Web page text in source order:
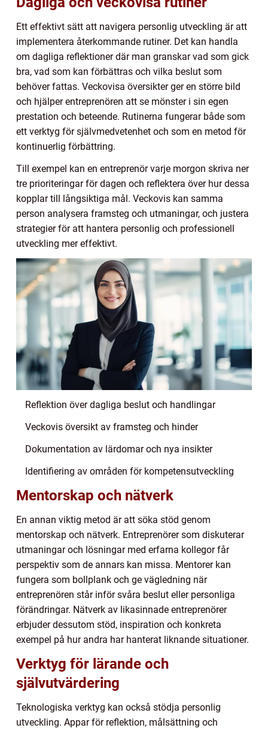
Ett effektivt sätt att navigera personlig utveckling är att
implementera återkommande rutiner. Det kan handla
om dagliga reflektioner där man granskar vad som gick
bra, vad som kan förbättras och vilka beslut som
behöver fattas. Veckovisa översikter ger en större bild
och hjälper entreprenören att se mönster i sin egen
prestation och beteende. Rutinerna fungerar både som
ett verktyg för självmedvetenhet och som en metod för
kontinuerlig förbättring.
Till exempel kan en entreprenör varje morgon skriva ner
tre prioriteringar för dagen och reflektera över hur dessa
kopplar till långsiktiga mål. Veckovis kan samma
person analysera framsteg och utmaningar, och justera
strategier för att hantera personlig och professionell
utveckling mer effektivt.
Reflektion över dagliga beslut och handlingar
Veckovis översikt av framsteg och hinder
Dokumentation av lärdomar och nya insikter
Identifiering av områden för kompetensutveckling
Mentorskap och nätverk
En annan viktig metod är att söka stöd genom
mentorskap och nätverk. Entreprenörer som diskuterar
utmaningar och lösningar med erfarna kollegor får
perspektiv som de annars kan missa. Mentorer kan
fungera som bollplank och ge vägledning när
entreprenören står inför svåra beslut eller personliga
förändringar. Nätverk av likasinnade entreprenörer
erbjuder dessutom stöd, inspiration och konkreta
exempel på hur andra har hanterat liknande situationer.
Verktyg för lärande och
självutvärdering
Teknologiska verktyg kan också stödja personlig
utveckling. Appar för reflektion, målsättning och